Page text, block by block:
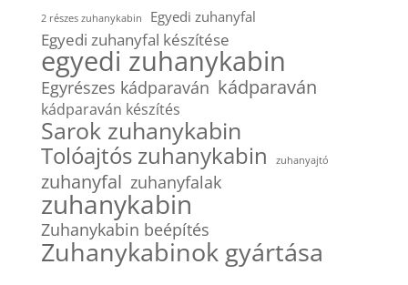
2 részes zuhanykabin Egyedi zuhanyfal
Egyedi zuhanyfal készítése
egyedi zuhanykabin
Egyrészes kádparaván kádparaván
kádparaván készítés
Sarok zuhanykabin
Tolóajtós zuhanykabin
zuhanyajtó
zuhanyfal zuhanyfalak
zuhanykabin
Zuhanykabin beépítés
Zuhanykabinok gyártása